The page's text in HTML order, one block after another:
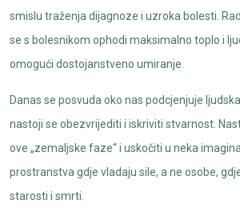
smislu traženja dijagnoze i uzroka bolesti.
se s bolesnikom ophodi maksimalno toplo i
omogući dostojanstveno umiranje.
Danas se posvuda oko nas podcjenjuje
nastoji se obezvrijediti i iskriviti stvarnost.
ove „zemaljske faze“ i uskočiti u neka
prostranstva gdje vladaju sile, a ne osobe,
starosti i smrti.